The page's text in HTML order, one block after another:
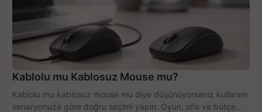
Kablolu mu Kablosuz Mouse mu?
Kablolu mu kablosuz mouse mu diye düşünüyorsanız kullanım
senaryonuza göre doğru seçimi yapın. Oyun, ofis ve bütçe